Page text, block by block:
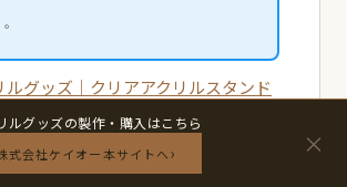
ルグッズ｜クリアアクリルスタンド
通販【デジタ】
ルグッズの製作・購入はこちら
式会社ケイオー本サイトへ› ×